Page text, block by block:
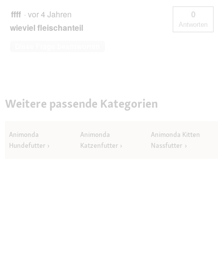
ffff · vor 4 Jahren
wieviel fleischanteil
0
Antworten
Weitere passende Kategorien
Animonda
Hundefutter
Animonda
Katzenfutter
Animonda Kitten
Nassfutter